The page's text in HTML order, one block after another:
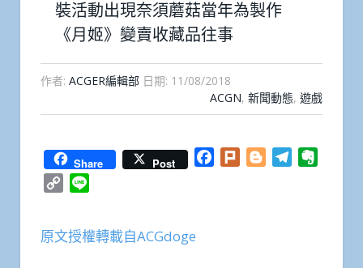
裝活動出現奈須蘑菇當年為製作
《月姬》變賣收藏品往事
作者: ACGER編輯部 日期: 11/08/2018
ACGN, 新聞動態, 遊戲
Share Post Facebook
Plurk BloggerTelegram
Copy
原文授權轉載自ACGdoge